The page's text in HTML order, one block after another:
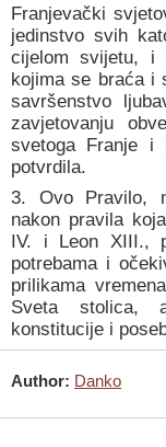
Franjevački
jedinstvo svih
cijelom svijetu, i
kojima se braća i
savršenstvo
zavjetovanju
svetoga Franje i
potvrdila.
3. Ovo Pravilo,
nakon pravila
IV. i Leon XIII.,
potrebama i
prilikama
Sveta stolica,
konstitucije i
Author: Danko